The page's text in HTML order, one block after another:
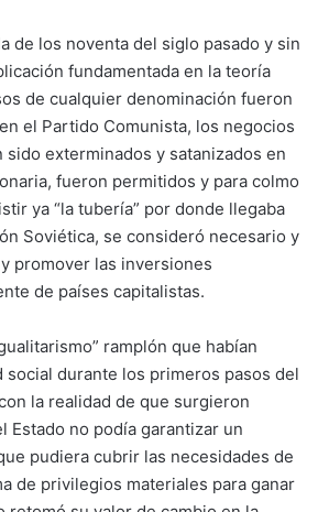
de los noventa del siglo pasado y sin
fundamentada en la teoría
de cualquier denominación fueron
el Partido Comunista, los negocios
sido exterminados y satanizados en
fueron permitidos y para colmo
ya “la tubería” por donde llegaba
Soviética, se consideró necesario y
promover las inversiones
de países capitalistas.
ramplón que habían
social durante los primeros pasos del
la realidad de que surgieron
Estado no podía garantizar un
pudiera cubrir las necesidades de
de privilegios materiales para ganar